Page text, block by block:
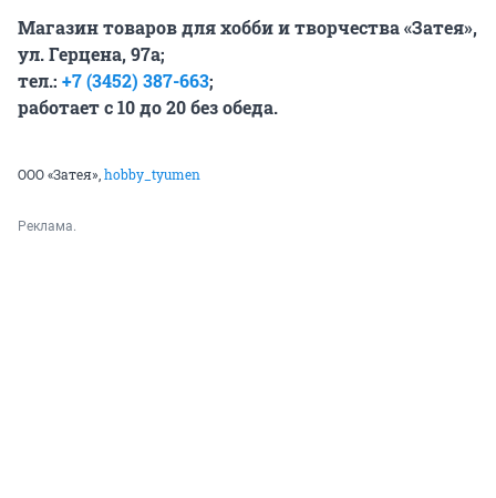
Магазин товаров для хобби и творчества «Затея»,
ул. Герцена, 97а;
тел.: +7 (3452) 387-663;
работает с 10 до 20 без обеда.
ООО «Затея»,hobby_tyumen
Реклама.